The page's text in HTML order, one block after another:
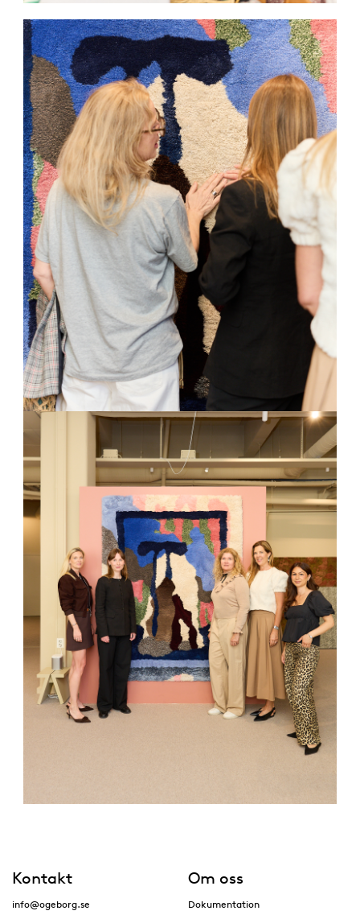
Kontakt
info@ogeborg.se
Om oss
Dokumentation